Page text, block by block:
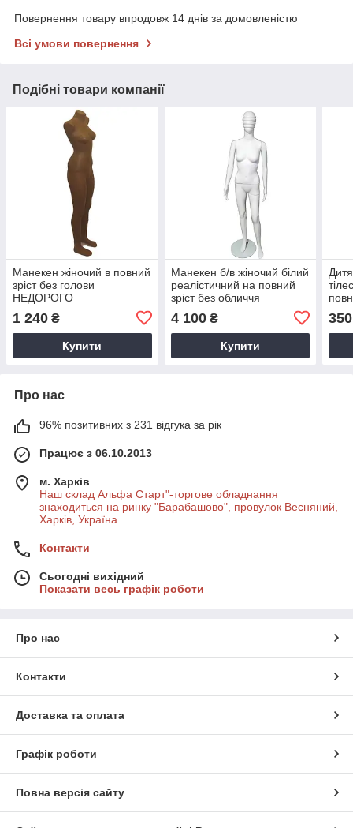
Повернення товару впродовж 14 днів за домовленістю
Всі умови повернення
Подібні товари компанії
Манекен жіночий в повний
зріст без голови
НЕДОРОГО
1 240 ₴
Купити
Манекен б/в жіночий білий
реалістичний на повний
зріст без обличчя
4 100₴
Купити
350
Про нас
96% позитивних з 231 відгука за рік
Працює з 06.10.2013
м. Харків
Наш склад Альфа Старт"-торгове обладнання
знаходиться на ринку "Барабашово", провулок Весняний,
Харків, Україна
Контакти
Сьогодні вихідний
Показати весь графік роботи
Про нас
Контакти
Доставка та оплата
Графік роботи
Повна версія сайту